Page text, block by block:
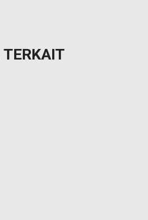
TERKAIT